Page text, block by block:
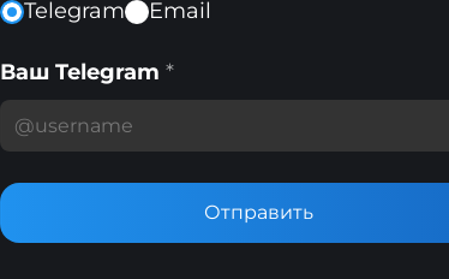
Telegram Email
Ваш Telegram *
Отправить